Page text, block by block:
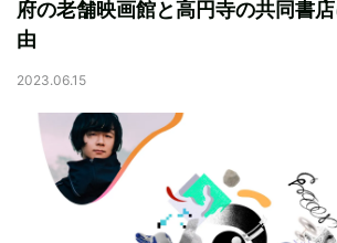
府の老舗映画館と高円寺の共同書
由
2023.06.15